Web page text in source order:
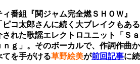
番組『関ジャム完全燃ＳＨＯＷ』
ピコ太郎さんに続く大ブレイクもある
れた歌謡エレクトロユニット「Ｓａ
ｇ」。そのボーカルで、作詞作曲か
てを手がける草野絵美が前回記事に続